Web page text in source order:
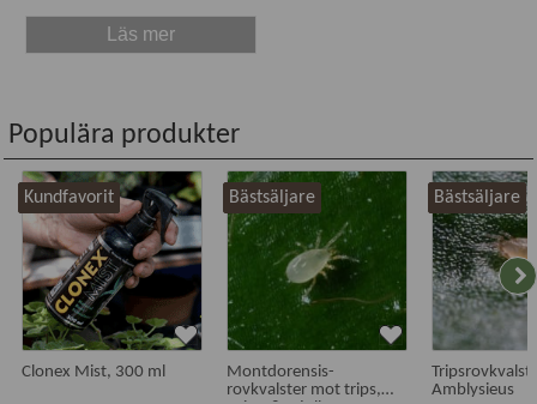
Läs mer
Populära produkter
Kundfavorit
Clonex Mist, 300 ml
Bästsäljare
Montdorensis-
rovkvalster mot trips,
Bästsäljare
Amblysieus